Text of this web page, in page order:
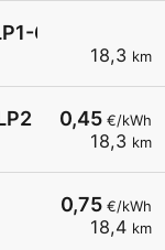
18,3 km
6
0,45 €/kWh
18,3 km
0,75 €/kWh
18,4 km